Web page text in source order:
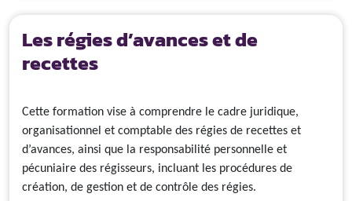
Les régies d’avances et de
recettes
Cette formation vise à comprendre le cadre juridique,
organisationnel et comptable des régies de recettes et
d’avances, ainsi que la responsabilité personnelle et
pécuniaire des régisseurs, incluant les procédures de
création, de gestion et de contrôle des régies.